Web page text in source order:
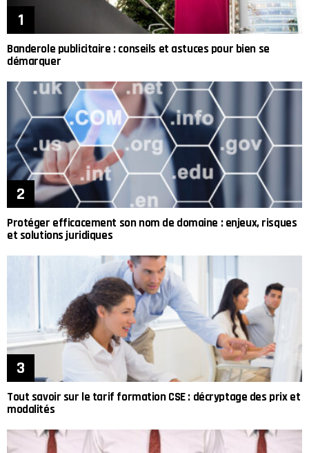
Banderole publicitaire : conseils et astuces pour bien se
démarquer
Protéger efficacement son nom de domaine : enjeux, risques
et solutions juridiques
Tout savoir sur le tarif formation CSE : décryptage des prix et
modalités